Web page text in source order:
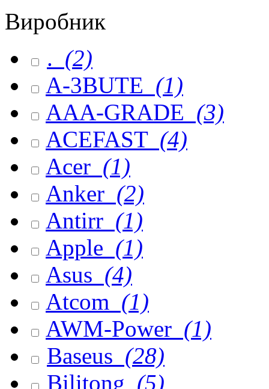
Виробник
. (2)
A-3BUTE (1)
AAA-GRADE (3)
ACEFAST (4)
Acer (1)
Anker (2)
Antirr (1)
Apple (1)
Asus (4)
Atcom (1)
AWM-Power (1)
Baseus (28)
Bilitong (5)